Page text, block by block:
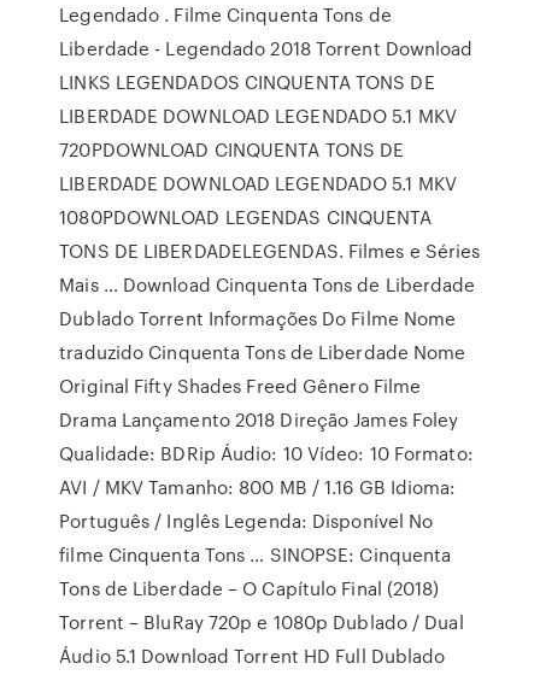
Legendado . Filme Cinquenta Tons de
Liberdade - Legendado 2018 Torrent Download
LINKS LEGENDADOS CINQUENTA TONS DE
LIBERDADE DOWNLOAD LEGENDADO 5.1 MKV
720PDOWNLOAD CINQUENTA TONS DE
LIBERDADE DOWNLOAD LEGENDADO 5.1 MKV
1080PDOWNLOAD LEGENDAS CINQUENTA
TONS DE LIBERDADELEGENDAS. Filmes e Séries
Mais … Download Cinquenta Tons de Liberdade
Dublado Torrent Informações Do Filme Nome
traduzido Cinquenta Tons de Liberdade Nome
Original Fifty Shades Freed Gênero Filme
Drama Lançamento 2018 Direção James Foley
Qualidade: BDRip Áudio: 10 Vídeo: 10 Formato:
AVI / MKV Tamanho: 800 MB / 1.16 GB Idioma:
Português / Inglês Legenda: Disponível No
filme Cinquenta Tons … SINOPSE: Cinquenta
Tons de Liberdade – O Capítulo Final (2018)
Torrent – BluRay 720p e 1080p Dublado / Dual
Áudio 5.1 Download Torrent HD Full Dublado